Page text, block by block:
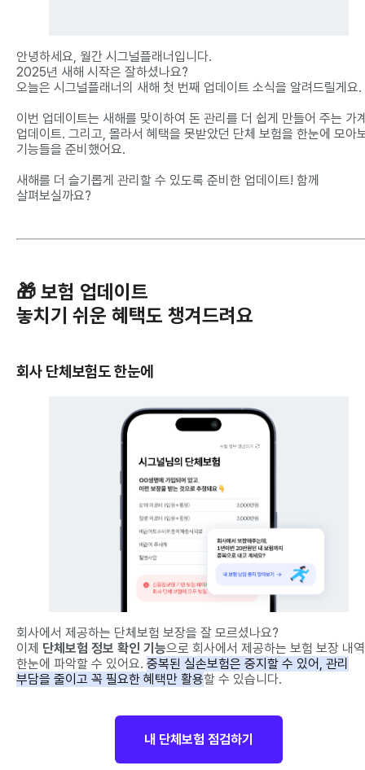
안녕하세요, 월간 시그널플래너입니다.
2025년 새해 시작은 잘하셨나요?
오늘은 시그널플래너의 새해 첫 번째 업데이트 소식을 알려드릴게요.
이번 업데이트는 새해를 맞이하여 돈 관리를 더 쉽게 만들어 주는 가
업데이트. 그리고, 몰라서 혜택을 못받았던 단체 보험을 한눈에 모아
기능들을 준비했어요.
새해를 더 슬기롭게 관리할 수 있도록 준비한 업데이트! 함께
살펴보실까요?
🎁 보험 업데이트
놓치기 쉬운 혜택도 챙겨드려요
회사 단체보험도 한눈에
회사에서 제공하는 단체보험 보장을 잘 모르셨나요?
이제 단체보험 정보 확인 기능으로 회사에서 제공하는 보험 보장 내
한눈에 파악할 수 있어요. 중복된 실손보험은 중지할 수 있어, 관리
부담을 줄이고 꼭 필요한 혜택만 활용할 수 있습니다.
내 단체보험 점검하기